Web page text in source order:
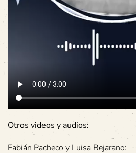
Otros videos y audios:
Fabián Pacheco y Luisa Bejarano: